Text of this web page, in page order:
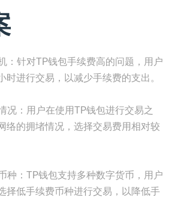
：针对TP钱包手续费高的问题，用户
时进行交易，以减少手续费的支出。
况：用户在使用TP钱包进行交易之
络的拥堵情况，选择交易费用相对较
种：TP钱包支持多种数字货币，用户
择低手续费币种进行交易，以降低手